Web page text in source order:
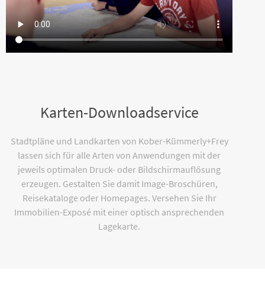
Karten-Downloadservice
Stadtpläne und Landkarten von Kober-Kümmerly+Frey
lassen sich für alle Arten von Anwendungen mit der
jeweils optimalen Druck- oder Bildschirmauflösung
erzeugen. Gestalten Sie damit Image-Broschüren,
Reisekataloge oder Homepages. Versehen Sie Ihr
Immobilien-Exposé mit einer optisch ansprechenden
Lagekarte.